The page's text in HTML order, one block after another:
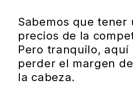
Sabemos que
precios de la
Pero tranquilo,
perder el margen
la cabeza.